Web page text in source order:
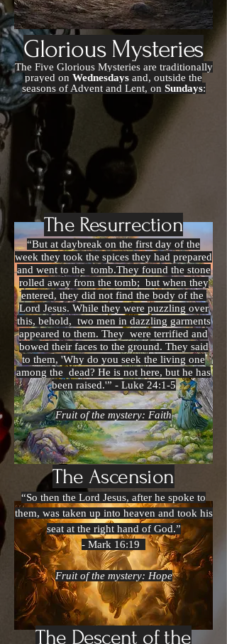
Glorious Mysteries
The Five Glorious Mysteries are traditionally
prayed on Wednesdays and, outside the
seasons of Advent and Lent, on Sundays:
The Resurrection
“But at daybreak on the first day of the
week they took the spices they had prepared
and went to the tomb.They found the stone
rolled away from the tomb; but when they
entered, they did not find the body of the
Lord Jesus. While they were puzzling over
this, behold, two men in dazzling garments
appeared to them. They were terrified and
bowed their faces to the ground. They said
to them, 'Why do you seek the living one
among the dead? He is not here, but he has
been raised.'” - Luke 24:1-5
Fruit of the mystery: Faith
The Ascension
“So then the Lord Jesus, after he spoke to
them, was taken up into heaven and took his
seat at the right hand of God.”
- Mark 16:19
Fruit of the mystery: Hope
The Descent of the